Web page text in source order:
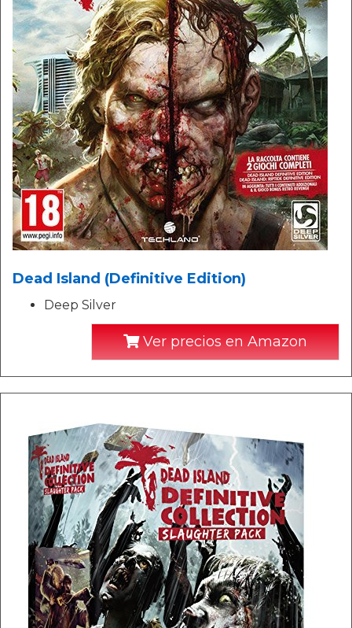
Dead Island (Definitive Edition)
Deep Silver
Ver precios en Amazon